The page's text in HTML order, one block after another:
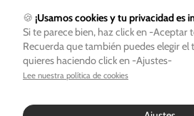
🍪 ¡Usamos cookies y tu privacidad es
Si te parece bien, haz click en -Aceptar
Recuerda que también puedes elegir el
quieres haciendo click en -Ajustes-
Lee nuestra política de cookies